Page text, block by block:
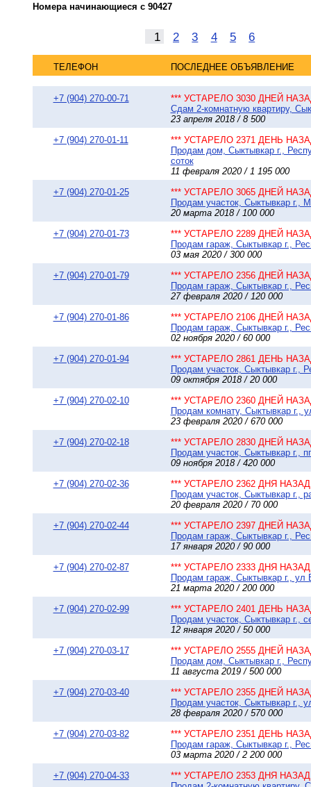
Номера начинающиеся с 90427
1 2 3 4 5 6
ТЕЛЕФОН ПОСЛЕДНЕЕ ОБЪЯВЛЕНИЕ
+7 (904) 270-00-71
*** УСТАРЕЛО 3030 ДНЕЙ
Сдам 2-комнатную квартиру,
23 апреля 2018 / 8 500
+7 (904) 270-01-11
*** УСТАРЕЛО 2371 ДЕНЬ
Продам дом, Сыктывкар г.,
соток
11 февраля 2020 / 1 195 000
+7 (904) 270-01-25
*** УСТАРЕЛО 3065 ДНЕЙ
Продам участок, Сыктывкар г.,
20 марта 2018 / 100 000
+7 (904) 270-01-73
*** УСТАРЕЛО 2289 ДНЕЙ
Продам гараж, Сыктывкар г.,
03 мая 2020 / 300 000
+7 (904) 270-01-79
*** УСТАРЕЛО 2356 ДНЕЙ
Продам гараж, Сыктывкар г.,
27 февраля 2020 / 120 000
+7 (904) 270-01-86
*** УСТАРЕЛО 2106 ДНЕЙ
Продам гараж, Сыктывкар г.,
02 ноября 2020 / 60 000
+7 (904) 270-01-94
*** УСТАРЕЛО 2861 ДЕНЬ
Продам участок, Сыктывкар г.,
09 октября 2018 / 20 000
+7 (904) 270-02-10
*** УСТАРЕЛО 2360 ДНЕЙ
Продам комнату, Сыктывкар г.,
23 февраля 2020 / 670 000
+7 (904) 270-02-18
*** УСТАРЕЛО 2830 ДНЕЙ
Продам участок, Сыктывкар г.,
09 ноября 2018 / 420 000
+7 (904) 270-02-36
*** УСТАРЕЛО 2362 ДНЯ НАЗАД
Продам участок, Сыктывкар
20 февраля 2020 / 70 000
+7 (904) 270-02-44
*** УСТАРЕЛО 2397 ДНЕЙ
Продам гараж, Сыктывкар г.,
17 января 2020 / 90 000
+7 (904) 270-02-87
*** УСТАРЕЛО 2333 ДНЯ НАЗАД
Продам гараж, Сыктывкар г., ул
21 марта 2020 / 200 000
+7 (904) 270-02-99
*** УСТАРЕЛО 2401 ДЕНЬ
Продам участок, Сыктывкар г.,
12 января 2020 / 50 000
+7 (904) 270-03-17
*** УСТАРЕЛО 2555 ДНЕЙ
Продам дом, Сыктывкар г.,
11 августа 2019 / 500 000
+7 (904) 270-03-40
*** УСТАРЕЛО 2355 ДНЕЙ
Продам участок, Сыктывкар г.,
28 февраля 2020 / 570 000
+7 (904) 270-03-82
*** УСТАРЕЛО 2351 ДЕНЬ
Продам гараж, Сыктывкар г.,
03 марта 2020 / 2 200 000
+7 (904) 270-04-33
*** УСТАРЕЛО 2353 ДНЯ НАЗАД